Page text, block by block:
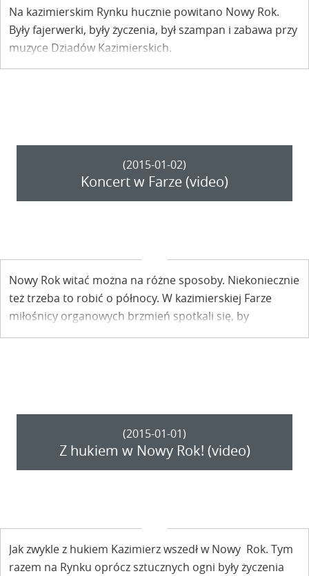
Na kazimierskim Rynku hucznie powitano Nowy Rok.
Były fajerwerki, były życzenia, był szampan i zabawa przy
muzyce Dziadów Kazimierskich.
(2015-01-02)
Koncert w Farze (video)
Nowy Rok witać można na różne sposoby. Niekoniecznie
też trzeba to robić o północy. W kazimierskiej Farze
miłośnicy organowych brzmień spotkali się, by
posłuchać dr Jadwigi Kowalskiej, która zaprezentowała
(2015-01-01)
Z hukiem w Nowy Rok! (video)
Jak zwykle z hukiem Kazimierz wszedł w Nowy Rok. Tym
razem na Rynku oprócz sztucznych ogni były życzenia